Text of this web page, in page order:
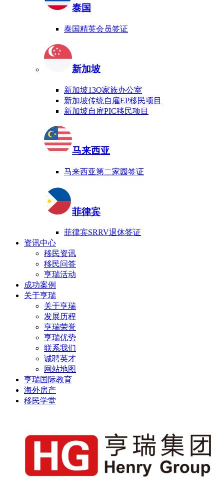
泰国
泰国精英会员签证
新加坡
新加坡13O家族办公室
新加坡传统自雇EP移民项目
新加坡自雇PIC移民项目
马来西亚
马来西亚第二家园签证
菲律宾
菲律宾SRRV退休签证
资讯中心
移民资讯
移民问答
亨瑞活动
成功案例
关于亨瑞
关于亨瑞
发展历程
亨瑞荣誉
亨瑞优势
联系我们
诚聘英才
网站地图
亨瑞国际教育
海外房产
移民学堂